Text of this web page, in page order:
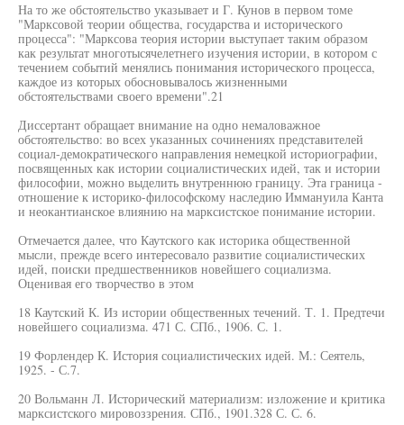
На то же обстоятельство указывает и Г. Кунов в первом томе
"Марксовой теории общества, государства и исторического
процесса": "Марксова теория истории выступает таким образом
как результат многотысячелетнего изучения истории, в котором с
течением событий менялись понимания исторического процесса,
каждое из которых обосновывалось жизненными
обстоятельствами своего времени".21
Диссертант обращает внимание на одно немаловажное
обстоятельство: во всех указанных сочинениях представителей
социал-демократического направления немецкой историографии,
посвященных как истории социалистических идей, так и истории
философии, можно выделить внутреннюю границу. Эта граница -
отношение к историко-философскому наследию Иммануила Канта
и неокантианское влиянию на марксистское понимание истории.
Отмечается далее, что Каутского как историка общественной
мысли, прежде всего интересовало развитие социалистических
идей, поиски предшественников новейшего социализма.
Оценивая его творчество в этом
18 Каутский К. Из истории общественных течений. Т. 1. Предтечи
новейшего социализма. 471 С. СПб., 1906. С. 1.
19 Форлендер К. История социалистических идей. М.: Сеятель,
1925. - С.7.
20 Вольманн Л. Исторический материализм: изложение и критика
марксистского мировоззрения. СПб., 1901.328 С. С. 6.